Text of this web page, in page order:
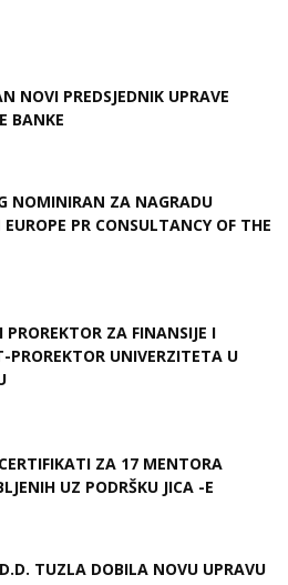
NOVI PREDSJEDNIK UPRAVE
BANKE
NOMINIRAN ZA NAGRADU
EUROPE PR CONSULTANCY OF THE
PROREKTOR ZA FINANSIJE I
PROREKTOR UNIVERZITETA U
ZA 17 MENTORA
UZ PODRŠKU JICA -E
TUZLA DOBILA NOVU UPRAVU